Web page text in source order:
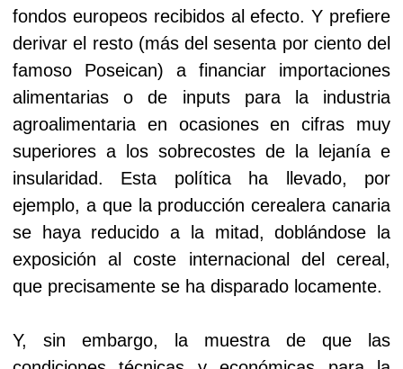
fondos europeos recibidos al efecto. Y prefiere
derivar el resto (más del sesenta por ciento del
famoso Poseican) a financiar importaciones
alimentarias o de inputs para la industria
agroalimentaria en ocasiones en cifras muy
superiores a los sobrecostes de la lejanía e
insularidad. Esta política ha llevado, por
ejemplo, a que la producción cerealera canaria
se haya reducido a la mitad, doblándose la
exposición al coste internacional del cereal,
que precisamente se ha disparado locamente.
Y, sin embargo, la muestra de que las